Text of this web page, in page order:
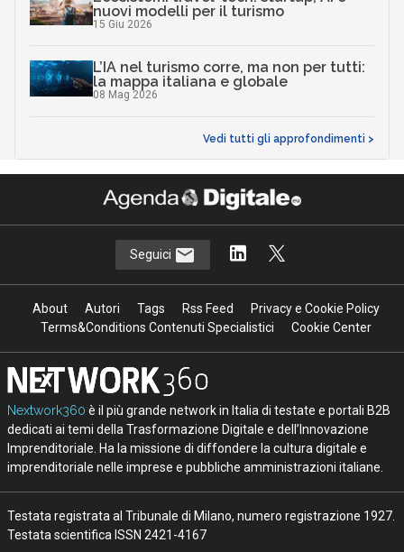
nuovi modelli per il turismo
15 Giu 2026
L’IA nel turismo corre, ma non per tutti:
la mappa italiana e globale
08 Mag 2026
Vedi tutti gli approfondimenti >
Seguici
About Autori Tags Rss Feed
Privacy e Cookie Policy
Terms&Conditions Contenuti Specialistici
Cookie Center
Nextwork360 è il più grande network in Italia di testate e portali B2B
dedicati ai temi della Trasformazione Digitale e dell’Innovazione
Imprenditoriale. Ha la missione di diffondere la cultura digitale e
imprenditoriale nelle imprese e pubbliche amministrazioni italiane.
Testata registrata al Tribunale di Milano, numero registrazione 1927.
Testata scientifica ISSN 2421-4167